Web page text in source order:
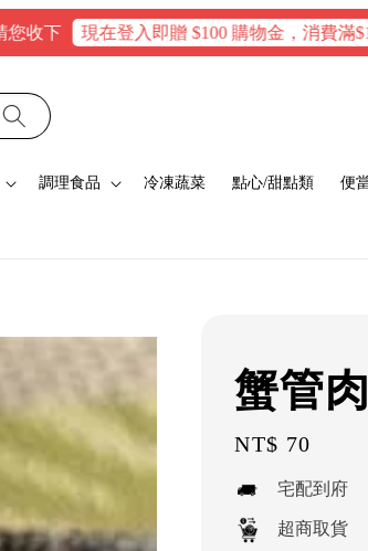
現在登入即贈 $100 購物金，消費滿$1600可馬
調理食品 冷凍蔬菜 點心/甜點類 便
蟹管
Regular
price
NT$ 70
宅配到府
超商取貨